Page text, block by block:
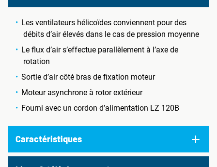
Les ventilateurs hélicoïdes conviennent pour des
débits d’air élevés dans le cas de pression moyenne
Le flux d’air s’effectue parallèlement à l’axe de
rotation
Sortie d’air côté bras de fixation moteur
Moteur asynchrone à rotor extérieur
Fourni avec un cordon d’alimentation LZ 120B
Caractéristiques